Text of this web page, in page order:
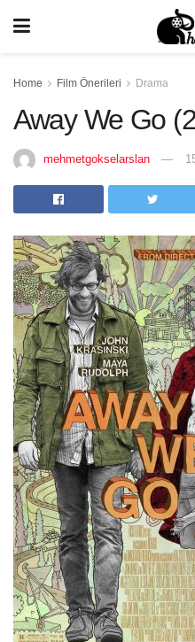
Home Film Önerileri Drama
Away We Go
mehmetgokselarslan